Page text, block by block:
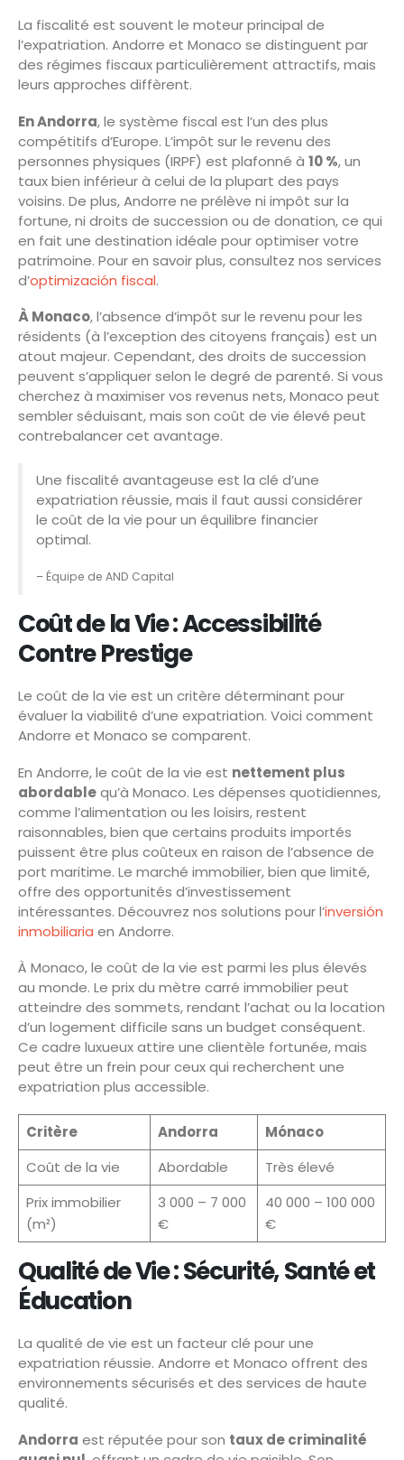
La fiscalité est souvent le moteur principal de
l’expatriation. Andorre et Monaco se distinguent par
des régimes fiscaux particulièrement attractifs, mais
leurs approches diffèrent.
En Andorra, le système fiscal est l’un des plus
compétitifs d’Europe. L’impôt sur le revenu des
personnes physiques (IRPF) est plafonné à 10 %, un
taux bien inférieur à celui de la plupart des pays
voisins. De plus, Andorre ne prélève ni impôt sur la
fortune, ni droits de succession ou de donation, ce qui
en fait une destination idéale pour optimiser votre
patrimoine. Pour en savoir plus, consultez nos services
d’optimización fiscal.
À Monaco, l’absence d’impôt sur le revenu pour les
résidents (à l’exception des citoyens français) est un
atout majeur. Cependant, des droits de succession
peuvent s’appliquer selon le degré de parenté. Si vous
cherchez à maximiser vos revenus nets, Monaco peut
sembler séduisant, mais son coût de vie élevé peut
contrebalancer cet avantage.
Une fiscalité avantageuse est la clé d’une
expatriation réussie, mais il faut aussi considérer
le coût de la vie pour un équilibre financier
optimal.
– Équipe de AND Capital
Coût de la Vie : Accessibilité
Contre Prestige
Le coût de la vie est un critère déterminant pour
évaluer la viabilité d’une expatriation. Voici comment
Andorre et Monaco se comparent.
En Andorre, le coût de la vie est nettement plus
abordablequ’à Monaco. Les dépenses quotidiennes,
comme l’alimentation ou les loisirs, restent
raisonnables, bien que certains produits importés
puissent être plus coûteux en raison de l’absence de
port maritime. Le marché immobilier, bien que limité,
offre des opportunités d’investissement
intéressantes. Découvrez nos solutions pour l’inversión
inmobiliaria en Andorre.
À Monaco, le coût de la vie est parmi les plus élevés
au monde. Le prix du mètre carré immobilier peut
atteindre des sommets, rendant l’achat ou la location
d’un logement difficile sans un budget conséquent.
Ce cadre luxueux attire une clientèle fortunée, mais
peut être un frein pour ceux qui recherchent une
expatriation plus accessible.
Critère Andorra
Mónaco
Coût de la vie
Abordable
Très élevé
Prix immobilier
(m²)
3 000 – 7 000
€
40 000 – 100 000
€
Qualité de Vie : Sécurité, Santé et
Éducation
La qualité de vie est un facteur clé pour une
expatriation réussie. Andorre et Monaco offrent des
environnements sécurisés et des services de haute
qualité.
Andorra est réputée pour son taux de criminalité